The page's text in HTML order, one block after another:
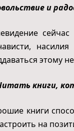
и
этому
книги,
книги
на